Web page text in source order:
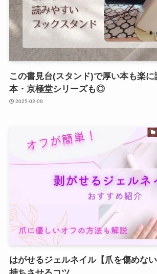
この書見台(スタンド)で厚い本も楽
本・京極堂シリーズも◎
2025-02-09
はがせるジェルネイル【爪を傷めな